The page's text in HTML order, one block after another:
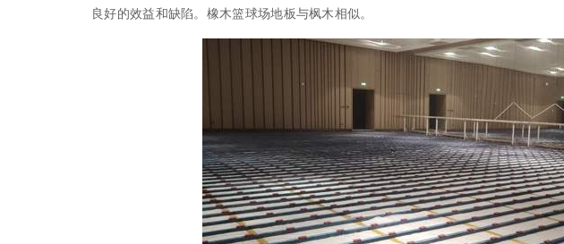
良好的效益和缺陷。橡木篮球场地板与枫木相似。